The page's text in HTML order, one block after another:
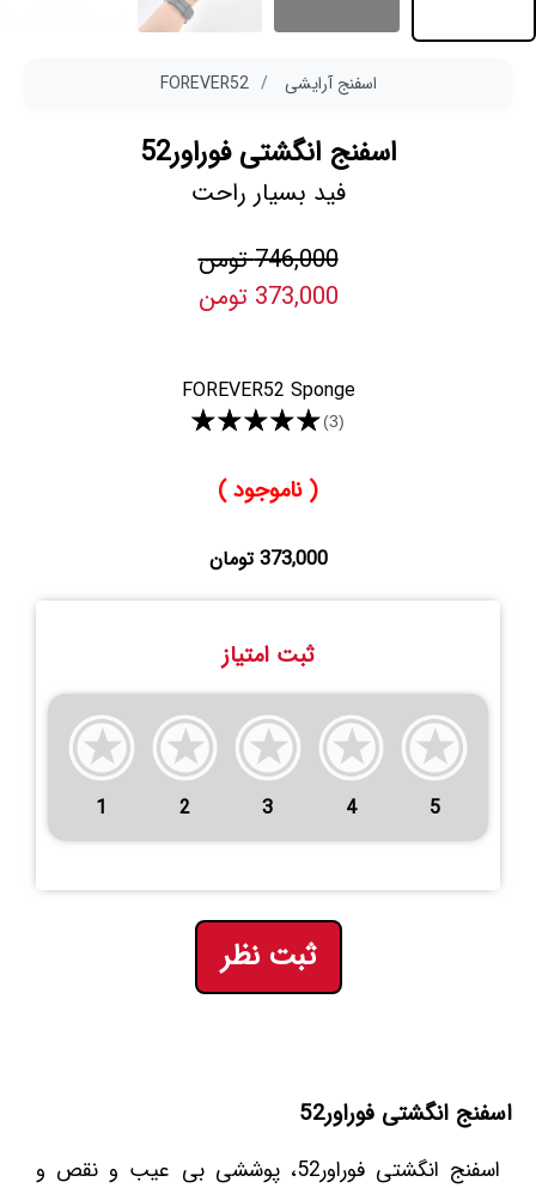
اسفنج آرایشی FOREVER52
اسفنج انگشتی فوراور52
فید بسیار راحت
746,000 تومن
373,000 تومن
FOREVER52 Sponge
★★★★★(3)
( ناموجود )
373,000 تومان
ثبت امتیاز
1 2 3 4 5
ثبت نظر
اسفنج انگشتی فوراور52
اسفنج انگشتی فوراور52، پوششی بی عیب و نقص و